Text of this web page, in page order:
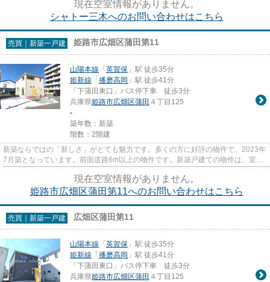
現在空室情報がありません。
シャトー三木へのお問い合わせはこちら
売買｜新築一戸建 姫路市広畑区蒲田第11
山陽本線 「英賀保 」駅 徒歩35分
姫新線 「播磨高岡 」駅 徒歩41分
「下蒲田東口」バス停下車 徒歩3分
兵庫県姫路市広畑区蒲田 ４丁目125
-
築年数：新築
階数：2階建
新築ならではの「新しさ」がとても魅力です。多くの方に好評の物件で、2023年
7月築となっています。前面道路6m以上の物件です。新築戸建ての物件は、室内
のレイアウトも自分好みに変更...
現在空室情報がありません。
姫路市広畑区蒲田第11へのお問い合わせはこちら
売買｜新築一戸建 広畑区蒲田第11
山陽本線 「英賀保 」駅 徒歩35分
姫新線 「播磨高岡 」駅 徒歩41分
「下蒲田東口」バス停下車 徒歩3分
兵庫県姫路市広畑区蒲田 ４丁目125